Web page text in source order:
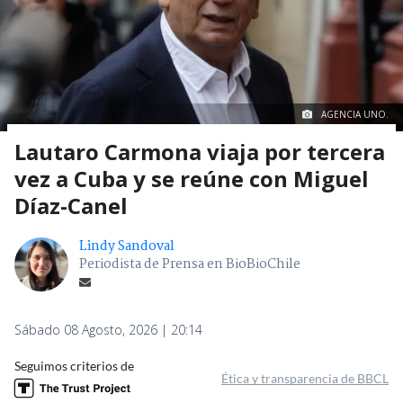
AGENCIA UNO.
Lautaro Carmona viaja por tercera
vez a Cuba y se reúne con Miguel
Díaz-Canel
Lindy Sandoval
Periodista de Prensa en BioBioChile
Sábado 08 Agosto, 2026 | 20:14
Seguimos criterios de
Ética y transparencia de BBCL